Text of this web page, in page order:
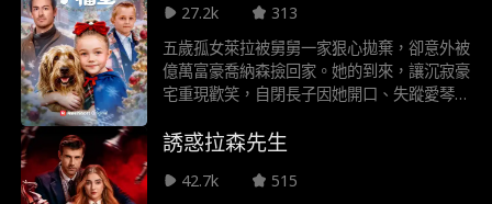
27.2k
313
五歲孤女萊拉被舅舅一家狠心拋棄，卻意外被
億萬富豪喬納森撿回家。她的到來，讓沉寂豪
宅重現歡笑，自閉長子因她開口、失蹤愛琴因
幸運小福星。 當陰謀襲來，以純真為盾、以
人無所遁形！
誘惑拉森先生
42.7k
515